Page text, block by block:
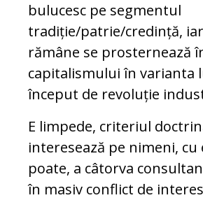
bulucesc pe segmentul
tradiție/patrie/credință,
rămâne se prosternează
capitalismului în varianta
început de revoluție
E limpede, criteriul
interesează pe nimeni, cu
poate, a câtorva
în masiv conflict de